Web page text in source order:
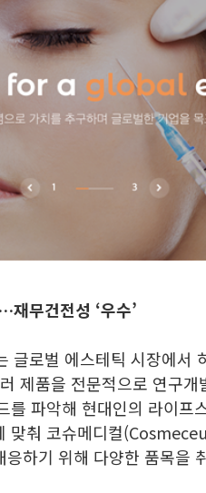
무건전성 ‘우수’
글로벌 에스테틱 시장에서
제품을 전문적으로 연구개
를 파악해 현대인의 라이프
맞춰 코슈메디컬
하기 위해 다양한 품목을